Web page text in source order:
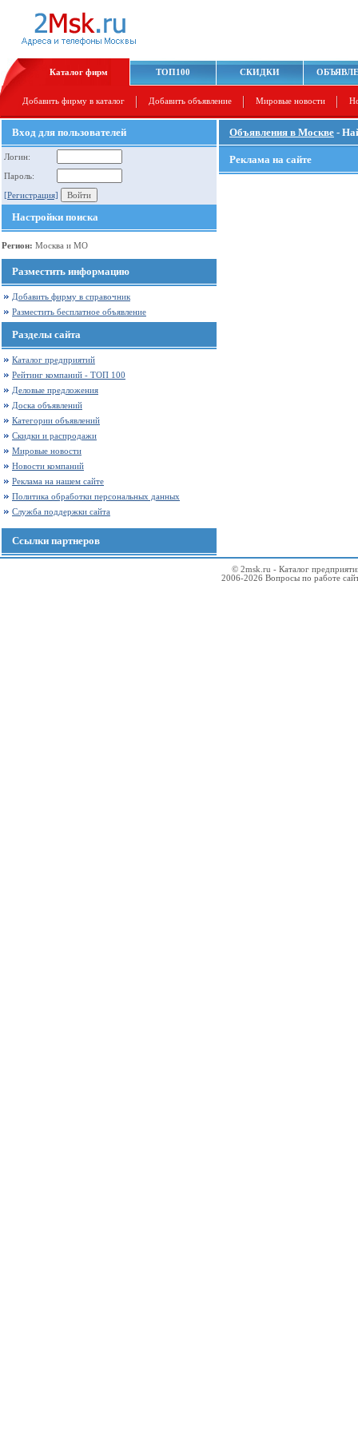
Каталог фирм ТОП100 СКИДКИ
Добавить фирму в каталог Добавить объявление Мировые новости
Вход для пользователей
Логин:
Пароль:
[Регистрация]
Настройки поиска
Регион: Москва и МО
Разместить информацию
Добавить фирму в справочник
Разместить бесплатное объявление
Разделы сайта
Каталог предприятий
Рейтинг компаний - ТОП 100
Деловые предложения
Доска объявлений
Категории объявлений
Скидки и распродажи
Мировые новости
Новости компаний
Реклама на нашем сайте
Политика обработки персональных данных
Служба поддержки сайта
Ссылки партнеров
Объявления в Москве -
Реклама на сайте
© 2msk.ru - Каталог
2006-2026 Вопросы по работе